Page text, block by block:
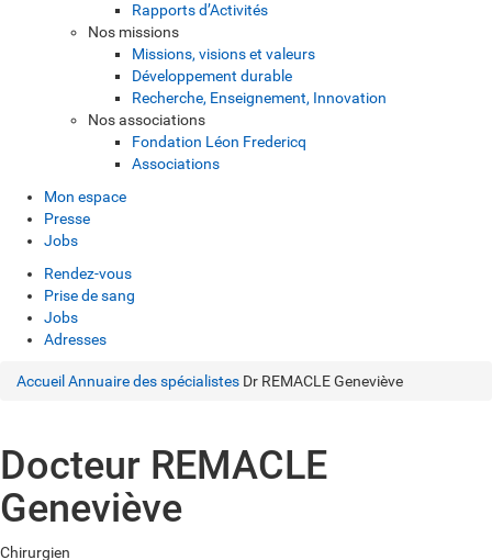
Rapports d’Activités
Nos missions
Missions, visions et valeurs
Développement durable
Recherche, Enseignement, Innovation
Nos associations
Fondation Léon Fredericq
Associations
Mon espace
Presse
Jobs
Rendez-vous
Prise de sang
Jobs
Adresses
Accueil Annuaire des spécialistes Dr REMACLE Geneviève
Docteur REMACLE
Geneviève
Chirurgien